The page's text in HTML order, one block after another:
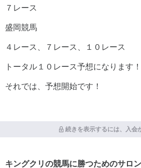
７レース
盛岡競馬
４レース、７レース、１０レース
トータル１０レース予想になります！
それでは、予想開始です！
続きを表示するには、入会
キングクリの競馬に勝つためのサロン